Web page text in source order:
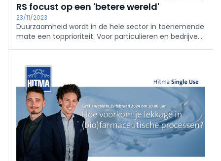
RS focust op een 'betere wereld'
23/11/2023
Duurzaamheid wordt in de hele sector in toenemende
mate een topprioriteit. Voor particulieren en bedrijven
assortiment.